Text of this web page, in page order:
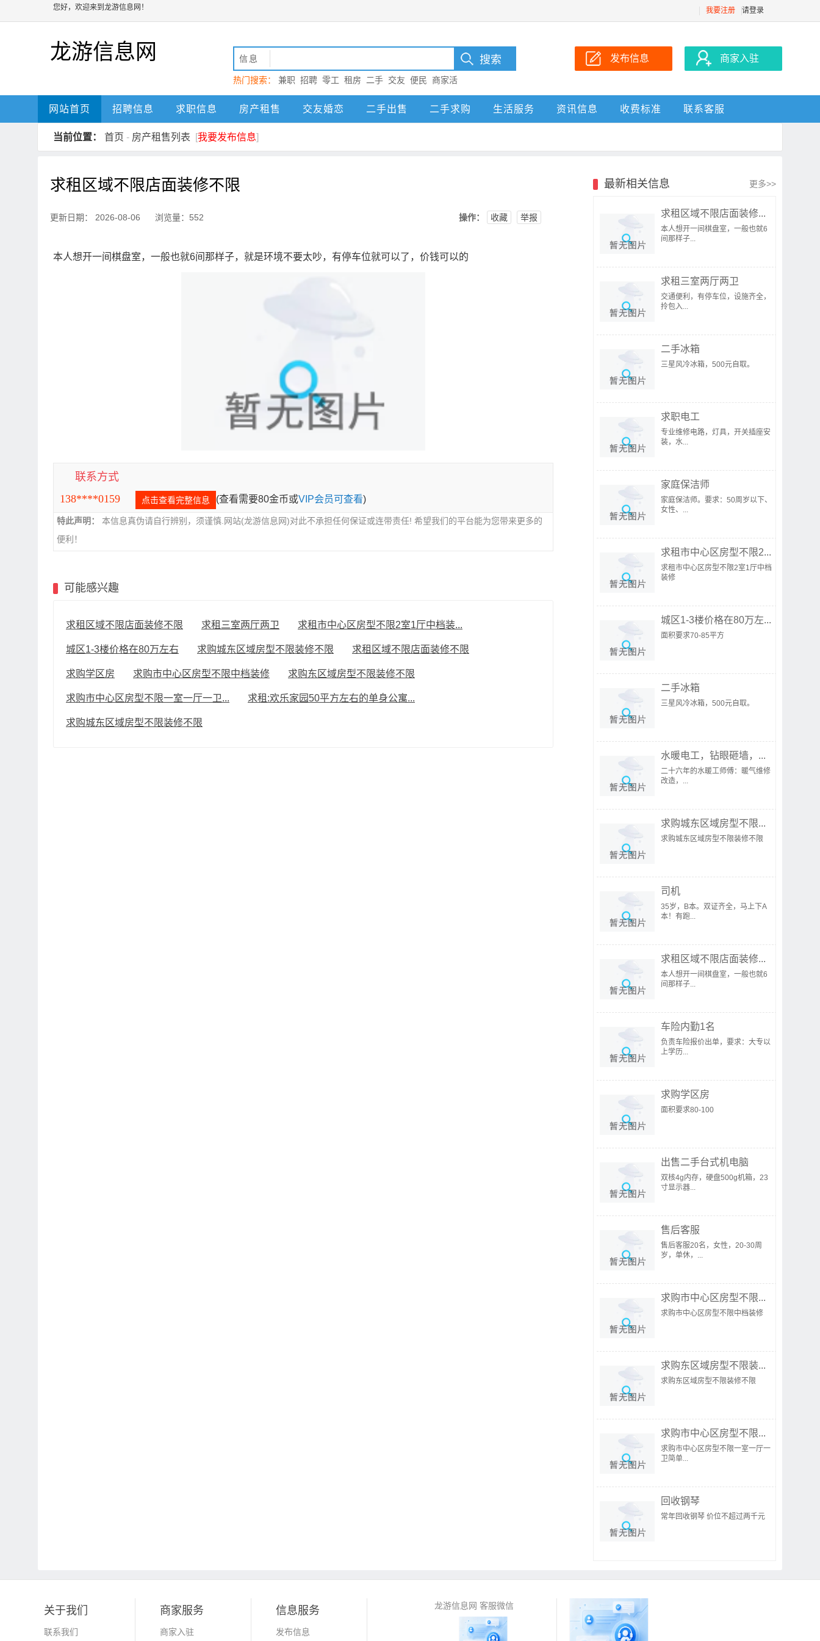
您好，欢迎来到龙游信息网！ 我要注册 请登录
龙游信息网 信息
热门搜索： 兼职 招聘 零工 租房 二手 交友 便民
商家活
动 龙游
发布信息 商家入驻
网站首页 招聘信息 求职信息 房产租售 交友婚恋 二手出售 二手求购 生活服务 资讯信息 收费标准 联系客服
当前位置： 首页 - 房产租售列表 [我要发布信息]
求租区域不限店面装修不限
更新日期： 2026-08-06 浏览量：552 操作： 收藏 举报
本人想开一间棋盘室，一般也就6间那样子，就是环境不要太吵，有停车位就可以了，价钱可以的
联系方式
138****0159
点击查看完整信息 (查看需要80金币或VIP会员可查看)
特此声明：
本信息真伪请自行辨别，须谨慎.网站(龙游信息网)对此不承担任何保证或连带责任! 希望我们的平台能为您带来更多的
便利！
可能感兴趣
求租区域不限店面装修不限 求租三室两厅两卫 求租市中心区房型不限2室1厅中档装...
城区1-3楼价格在80万左右 求购城东区域房型不限装修不限 求租区域不限店面装修不限
求购学区房 求购市中心区房型不限中档装修 求购东区域房型不限装修不限
求购市中心区房型不限一室一厅一卫... 求租:欢乐家园50平方左右的单身公寓...
求购城东区域房型不限装修不限
最新相关信息 更多>>
求租区域不限店面装修...
本人想开一间棋盘室，一般也就6
间那样子...
求租三室两厅两卫
交通便利，有停车位，设施齐全，
拎包入...
二手冰箱
三星风冷冰箱，500元自取。
求职电工
专业维修电路，灯具，开关插座安
装，水...
家庭保洁师
家庭保洁师。要求：50周岁以下、
女性、...
求租市中心区房型不限2...
求租市中心区房型不限2室1厅中档
装修
城区1-3楼价格在80万左...
面积要求70-85平方
二手冰箱
三星风冷冰箱，500元自取。
水暖电工，钻眼砸墙，...
二十六年的水暖工师傅：暖气维修
改造，...
求购城东区域房型不限...
求购城东区域房型不限装修不限
司机
35岁，B本。双证齐全，马上下A
本！有跑...
求租区域不限店面装修...
本人想开一间棋盘室，一般也就6
间那样子...
车险内勤1名
负责车险报价出单，要求：大专以
上学历...
求购学区房
面积要求80-100
出售二手台式机电脑
双核4g内存，硬盘500g机箱，23
寸显示器...
售后客服
售后客服20名，女性，20-30周
岁，单休，...
求购市中心区房型不限...
求购市中心区房型不限中档装修
求购东区域房型不限装...
求购东区域房型不限装修不限
求购市中心区房型不限...
求购市中心区房型不限一室一厅一
卫简单...
回收钢琴
常年回收钢琴 价位不超过两千元
关于我们
联系我们
商家服务
商家入驻
信息服务
发布信息
龙游信息网 客服微信